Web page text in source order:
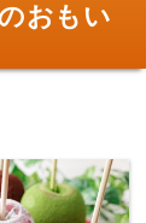
おもい